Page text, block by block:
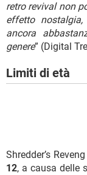
retro revival non
effetto nostalgia,
ancora
genere” (Digital
Limiti di età
Shredder’s
12, a causa delle